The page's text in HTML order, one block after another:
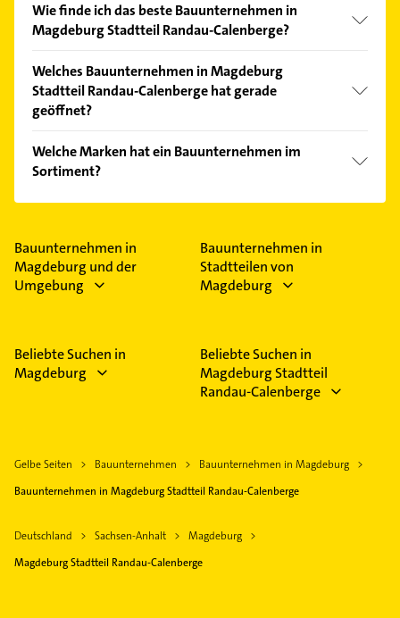
Wie finde ich das beste Bauunternehmen in
Magdeburg Stadtteil Randau-Calenberge?
Kundenmeinungen und profitieren Sie von den
Empfehlungen. Die Suchergebnisse können Sie sich
einfach nach
Welches Bauunternehmen in Magdeburg
Stadtteil Randau-Calenberge hat gerade
geöffnet?
Bitte beachten Sie, dass diese an Sonn- und
Feiertagen abweichen können.
Welche Marken hat ein Bauunternehmen im
Sortiment?
Das Bauunternehmen verkauft Marken wie Knauf.
Bauunternehmen in
Magdeburg und der
Umgebung
Bauunternehmen in
Stadtteilen von
Magdeburg
Beliebte Suchen in
Magdeburg
Beliebte Suchen in
Magdeburg Stadtteil
Randau-Calenberge
Gelbe Seiten Bauunternehmen
Bauunternehmen in Magdeburg
Bauunternehmen in Magdeburg Stadtteil Randau-Calenberge
Deutschland Sachsen-Anhalt
Magdeburg
Magdeburg Stadtteil Randau-Calenberge